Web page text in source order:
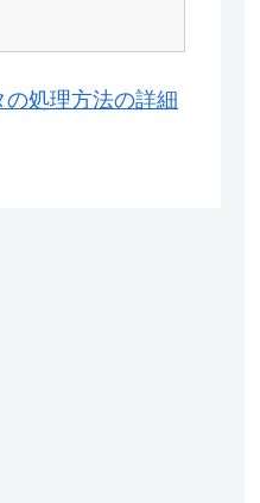
の処理方法の詳細